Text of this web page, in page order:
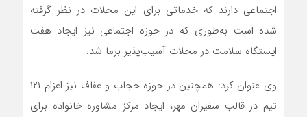
اجتماعی دارند که خدماتی برای این محلات در نظر گرفته
شده است به‌طوری که در حوزه اجتماعی نیز ایجاد هفت
ایستگاه سلامت در محلات آسیب‌پذیر برما شد.
وی عنوان کرد: همچنین در حوزه حجاب و عفاف نیز اعزام ۱۲۱
تیم در قالب سفیران مهر، ایجاد مرکز مشاوره خانواده برای